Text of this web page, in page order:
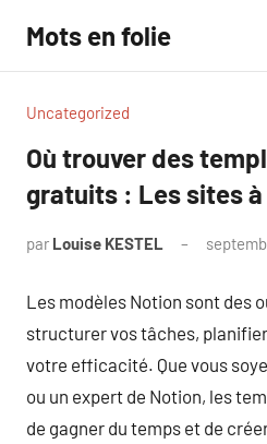
contenu
Mots en folie
Uncategorized
Où trouver des
gratuits : Les sites
par Louise KESTEL
Les modèles Notion sont des
structurer vos tâches,
votre efficacité. Que vous
ou un expert de Notion, les
de gagner du temps et de